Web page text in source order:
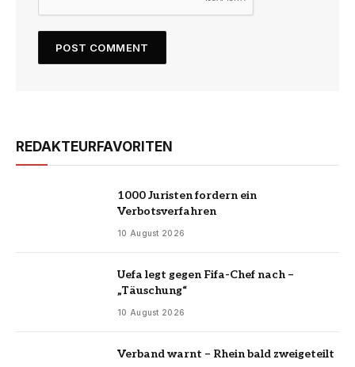
REDAKTEURFAVORITEN
1000 Juristen fordern ein
Verbotsverfahren
10 August 2026
Uefa legt gegen Fifa-Chef nach –
„Täuschung“
10 August 2026
Verband warnt – Rhein bald zweigeteilt